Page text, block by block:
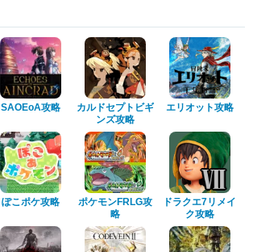
SAOEoA攻略
カルドセプトビギ
ンズ攻略
エリオット攻略
ぽこポケ攻略
ポケモンFRLG攻
略
ドラクエ7リメイ
ク攻略